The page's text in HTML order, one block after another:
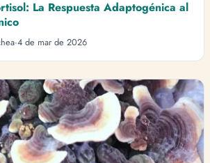
La Respuesta Adaptogénica al
·4 de mar de 2026